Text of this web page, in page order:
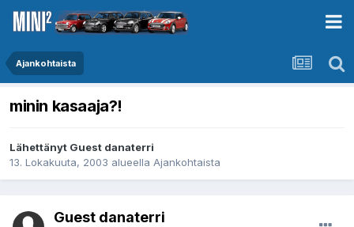
Ajankohtaista
minin kasaaja?!
Lähettänyt Guest danaterri
13. Lokakuuta, 2003 alueella Ajankohtaista
Guest danaterri